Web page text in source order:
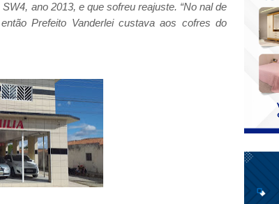
ano 2013, e que sofreu reajuste. “No nal de
Prefeito Vanderlei custava aos cofres do